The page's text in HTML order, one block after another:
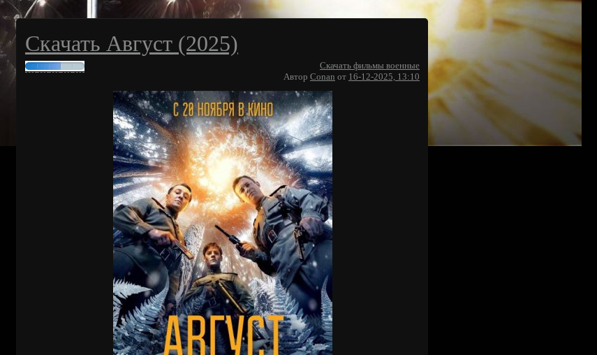
Скачать Август (2025)
Скачать фильмы военные
Автор Conan от 16-12-2025, 13:10